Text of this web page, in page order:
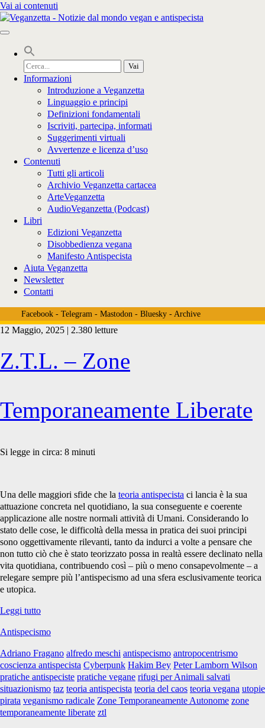
Vai ai contenuti
Cerca
per:
Informazioni
Introduzione a Veganzetta
Linguaggio e principi
Definizioni fondamentali
Iscriviti, partecipa, informati
Suggerimenti virtuali
Avvertenze e licenza d’uso
Contenuti
Tutti gli articoli
Archivio Veganzetta cartacea
ArteVeganzetta
AudioVeganzetta (Podcast)
Libri
Edizioni Veganzetta
Disobbedienza vegana
Manifesto Antispecista
Aiuta Veganzetta
Newsletter
Contatti
Facebook- Telegram- Mastodon- Bluesky- Archive
Tag:
<span>Zone
Temporaneamente
Autonome</span>
12 Maggio, 2025 | 2.380 letture
Z.T.L. – Zone
Temporaneamente Liberate
Si legge in circa: 8 minuti
Una delle maggiori sfide che la teoria antispecista ci lancia è la sua
attuazione concreta nel quotidiano, la sua conseguente e coerente
applicazione alle nostre normali attività di Umani. Considerando lo
stato delle cose, le difficoltà della messa in pratica dei suoi principi
sono oggettivamente rilevanti, tanto da indurci a volte a pensare che
non tutto ciò che è stato teorizzato possa in realtà essere declinato nella
vita quotidiana, contribuendo così – più o meno consapevolmente – a
relegare sempre più l’antispecismo ad una sfera esclusivamente teorica
e utopica.
Leggi tuttoZ.T.L.
Zone
Liberate
Antispecismo
Adriano Fragano alfredo meschi antispecismo antropocentrismo
coscienza antispecista Cyberpunk Hakim Bey Peter Lamborn Wilson
pratiche antispeciste pratiche vegane rifugi per Animali salvati
situazionismo taz teoria antispecista teoria del caos teoria vegana utopie
pirata veganismo radicale Zone Temporaneamente Autonome zone
temporaneamente liberate ztl